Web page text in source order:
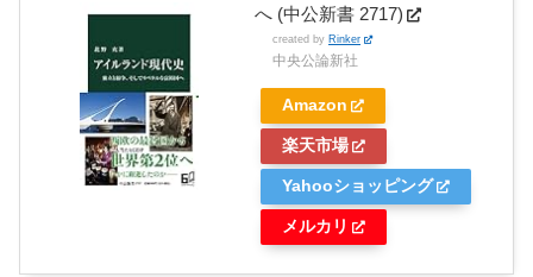
へ (中公新書 2717)
created by Rinker
中央公論新社
Amazon
楽天市場
Yahooショッピング
メルカリ